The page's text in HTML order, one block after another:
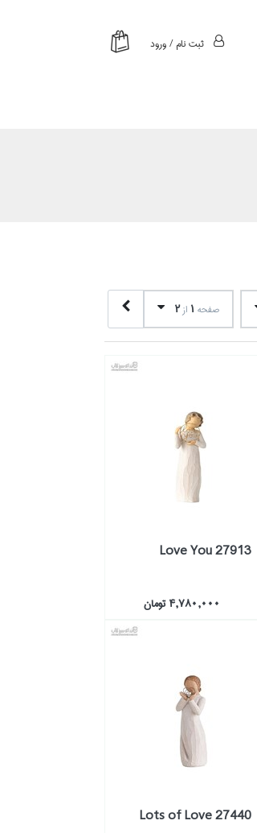
ثبت نام / ورود
صفحه 1 از2
27913 Love You
4,780,000 تومان
Lots of Love 27440